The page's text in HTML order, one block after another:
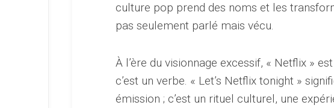
culture pop prend des noms et les
pas seulement parlé mais vécu.
À l’ère du visionnage excessif, « Netflix »
c’est un verbe. « Let’s Netflix tonight »
émission ; c’est un rituel culturel, une